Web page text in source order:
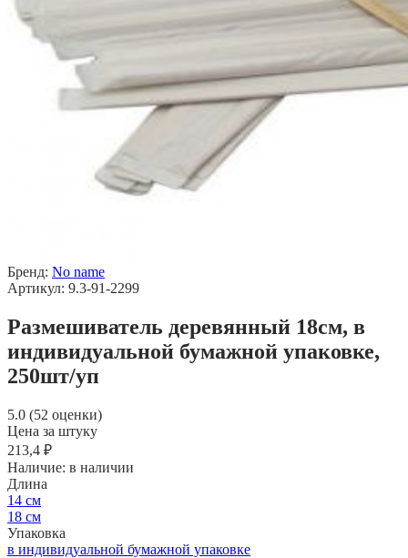
Бренд: No name
Артикул: 9.3-91-2299
Размешиватель деревянный 18см, в
индивидуальной бумажной упаковке,
250шт/уп
5.0 (52 оценки)
Цена за штуку
213,4 ₽
Наличие: в наличии
Длина
14 см
18 см
Упаковка
в индивидуальной бумажной упаковке